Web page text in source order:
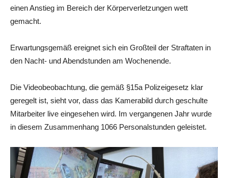
einen Anstieg im Bereich der Körperverletzungen wett
gemacht.
Erwartungsgemäß ereignet sich ein Großteil der Straftaten in
den Nacht- und Abendstunden am Wochenende.
Die Videobeobachtung, die gemäß §15a Polizeigesetz klar
geregelt ist, sieht vor, dass das Kamerabild durch geschulte
Mitarbeiter live eingesehen wird. Im vergangenen Jahr wurde
in diesem Zusammenhang 1066 Personalstunden geleistet.